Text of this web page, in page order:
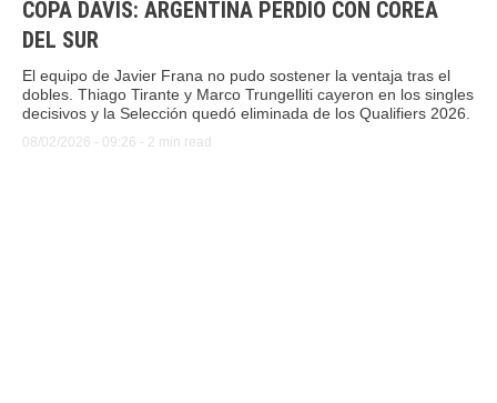
COPA DAVIS: ARGENTINA PERDIÓ CON COREA
DEL SUR
El equipo de Javier Frana no pudo sostener la ventaja tras el
dobles. Thiago Tirante y Marco Trungelliti cayeron en los singles
decisivos y la Selección quedó eliminada de los Qualifiers 2026.
08/02/2026 - 09:26 - 2 min read